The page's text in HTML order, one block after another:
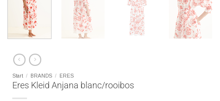
Start / BRANDS / ERES
Eres Kleid Anjana blanc/rooibos